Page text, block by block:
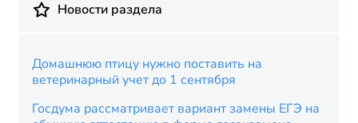
Новости раздела
Домашнюю птицу нужно поставить на
ветеринарный учет до 1 сентября
Госдума рассматривает вариант замены ЕГЭ на